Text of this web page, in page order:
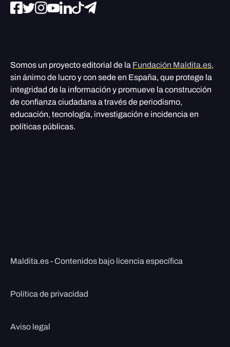
Somos un proyecto editorial de la Fundación Maldita.es,
sin ánimo de lucro y con sede en España, que protege la
integridad de la información y promueve la construcción
de confianza ciudadana a través de periodismo,
educación, tecnología, investigación e incidencia en
políticas públicas.
Maldita.es - Contenidos bajo licencia específica
Política de privacidad
Aviso legal